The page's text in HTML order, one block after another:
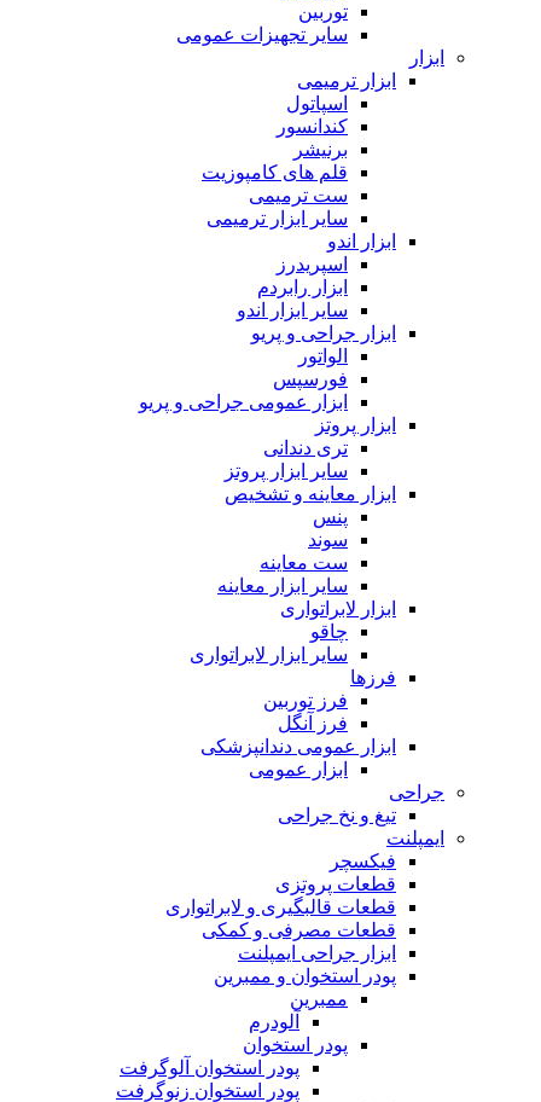
توربین
سایر تجهیزات عمومی
ابزار
ابزار ترمیمی
اسپاتول
کندانسور
برنیشر
قلم های کامپوزیت
ست ترمیمی
سایر ابزار ترمیمی
ابزار اندو
اسپریدرز
ابزار رابردم
سایر ابزار اندو
ابزار جراحی و پریو
الواتور
فورسپس
ابزار عمومی جراحی و پریو
ابزار پروتز
تری دندانی
سایر ابزار پروتز
ابزار معاینه و تشخیص
پنس
سوند
ست معاینه
سایر ابزار معاینه
ابزار لابراتواری
چاقو
سایر ابزار لابراتواری
فرزها
فرز توربین
فرز آنگل
ابزار عمومی دندانپزشکی
ابزار عمومی
جراحی
تیغ و نخ جراحی
ایمپلنت
فیکسچر
قطعات پروتزی
قطعات قالبگیری و لابراتواری
قطعات مصرفی و کمکی
ابزار جراحی ایمپلنت
پودر استخوان و ممبرین
ممبرین
آلودرم
پودر استخوان
پودر استخوان آلوگرفت
پودر استخوان زنوگرفت